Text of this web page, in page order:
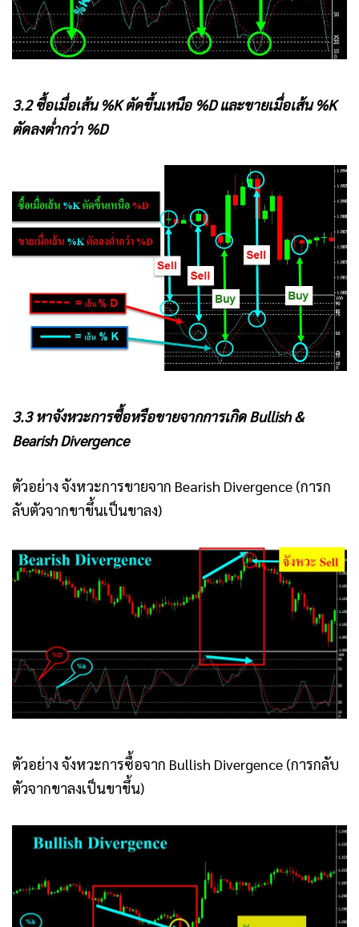
3.2 ซื้อเมื่อเส้น %K ตัดขึ้นเหนือ %D และขายเมื่อเส้น %K
ตัดลงต่ำกว่า %D
3.3 หาจังหวะการซื้อหรือขายจากการเกิด Bullish &
Bearish Divergence
ตัวอย่าง จังหวะการขายจาก Bearish Divergence (การก
ลับตัวจากขาขึ้นเป็นขาลง)
ตัวอย่าง จังหวะการซื้อจาก Bullish Divergence (การกลับ
ตัวจากขาลงเป็นขาขึ้น)